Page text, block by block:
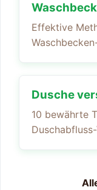
Effektive
Dusche
10 bewährte